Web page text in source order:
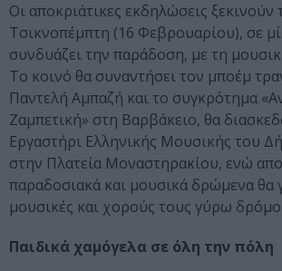
Οι αποκριάτικες εκδηλώσεις ξεκινούν
Τσικνοπέμπτη (16 Φεβρουαρίου), σε
συνδυάζει την παράδοση, με τη
Το κοινό θα συναντήσει τον μποέμ
Παντελή Αμπαζή και το συγκρότημα
Ζαμπετική» στη Βαρβάκειο, θα
Εργαστήρι Ελληνικής Μουσικής του
στην Πλατεία Μοναστηρακίου, ενώ
παραδοσιακά και μουσικά δρώμενα θα
μουσικές και χορούς τους γύρω
Παιδικά χαμόγελα σε όλη την πόλη